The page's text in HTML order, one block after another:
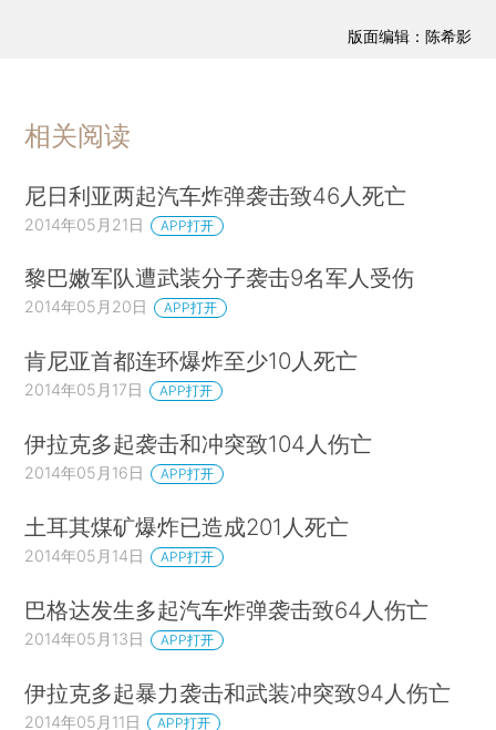
版面编辑：陈希影
相关阅读
尼日利亚两起汽车炸弹袭击致46人死亡
2014年05月21日 APP打开
黎巴嫩军队遭武装分子袭击9名军人受伤
2014年05月20日 APP打开
肯尼亚首都连环爆炸至少10人死亡
2014年05月17日 APP打开
伊拉克多起袭击和冲突致104人伤亡
2014年05月16日 APP打开
土耳其煤矿爆炸已造成201人死亡
2014年05月14日 APP打开
巴格达发生多起汽车炸弹袭击致64人伤亡
2014年05月13日 APP打开
伊拉克多起暴力袭击和武装冲突致94人伤亡
2014年05月11日 APP打开